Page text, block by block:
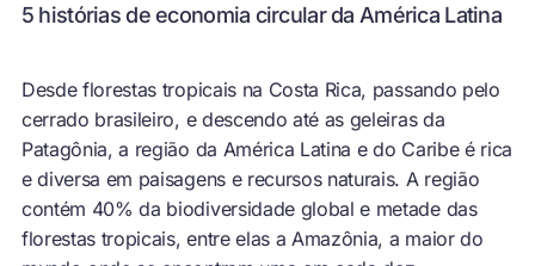
5 histórias de economia circular da América Latina
Desde florestas tropicais na Costa Rica, passando pelo
cerrado brasileiro, e descendo até as geleiras da
Patagônia, a região da América Latina e do Caribe é rica
e diversa em paisagens e recursos naturais. A região
contém 40% da biodiversidade global e metade das
florestas tropicais, entre elas a Amazônia, a maior do